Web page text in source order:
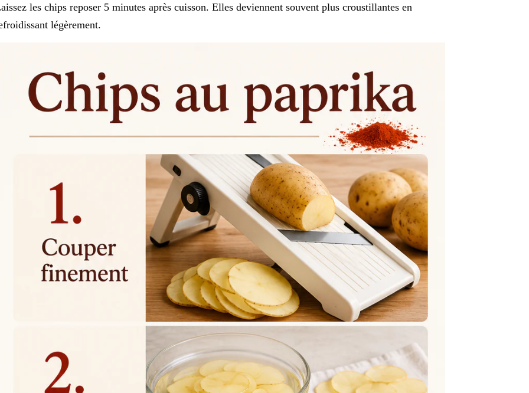
les chips reposer 5 minutes après cuisson. Elles deviennent souvent plus croustillantes en
légèrement.